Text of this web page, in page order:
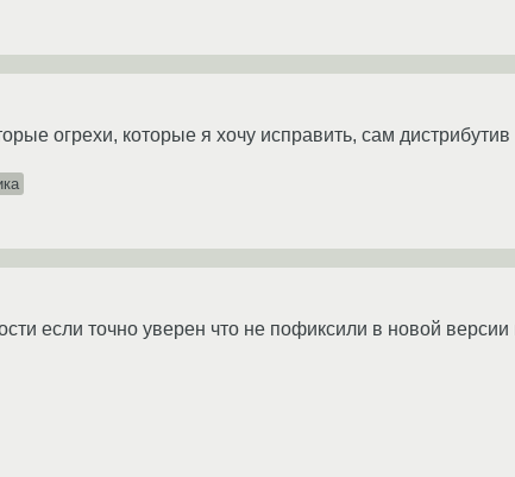
огрехи, которые я хочу исправить, сам
если точно уверен что не пофиксили в новой версии